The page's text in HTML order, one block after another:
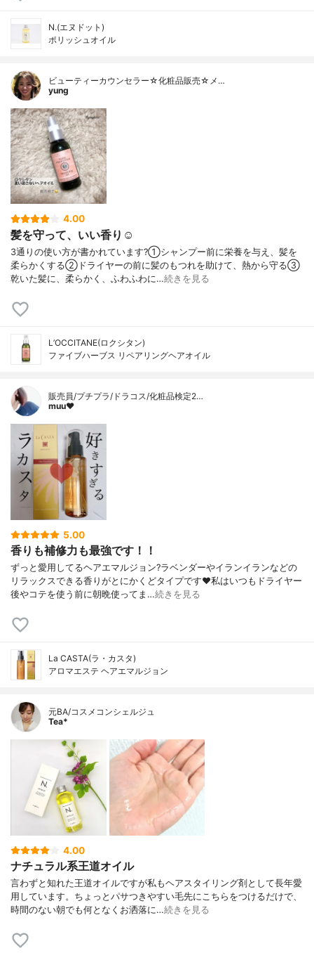
N.(エヌドット)
ポリッシュオイル
ビューティーカウンセラー☆化粧品販売☆メ…
yung
4.00
髪を守って、いい香り☺️
3通りの使い方が書かれています?⁡①シャンプー前に栄養を与え、髪を
柔らかくする②ドライヤーの前に髪のもつれを助けて、熱から守る③
乾いた髪に、柔らかく、ふわふわに…続きを見る
L’OCCITANE(ロクシタン)
ファイブハーブス リペアリングヘアオイル
販売員/プチプラ/ドラコス/化粧品検定2…
muu❤︎
5.00
香りも補修力も最強です！！
ずっと愛用してるヘアエマルジョン?ラベンダーやイランイランなどの
リラックスできる香りがとにかくどタイプです❤️私はいつもドライヤー
後やコテを使う前に朝晩使ってま…続きを見る
La CASTA(ラ・カスタ)
アロマエステ ヘアエマルジョン
元BA/コスメコンシェルジュ
Tea*
4.00
ナチュラル系王道オイル
言わずと知れた王道オイルですが私もヘアスタイリング剤として長年愛
用しています。ちょっとパサつきやすい毛先にこちらをつけるだけで、
時間のない朝でも何となくお洒落に…続きを見る